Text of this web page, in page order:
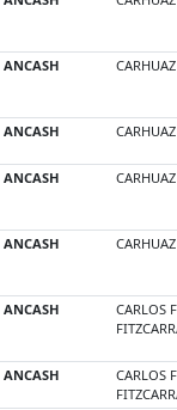
ANCASH CARHUAZ
ANCASH CARHUAZ
ANCASH CARHUAZ
ANCASH CARHUAZ
ANCASH
CARLOS
ANCASH
CARLOS